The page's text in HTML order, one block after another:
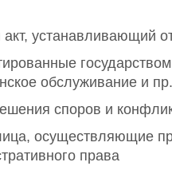
устанавливающий
обслуживание и пр.
споров и
осуществляющие
права